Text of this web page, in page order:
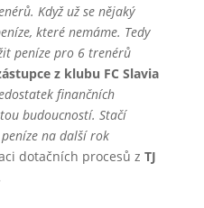
Když už se nějaký
které nemáme. Tedy
peníze pro 6 trenérů
z klubu FC Slavia
finančních
budoucností. Stačí
na další rok
dotačních procesů z TJ